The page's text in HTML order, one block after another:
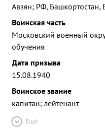
Авзян; РФ, Башкортостан,
Воинская часть
Московский военный
обучения
Дата призыва
15.08.1940
Воинское звание
капитан; лейтенант
Ещё